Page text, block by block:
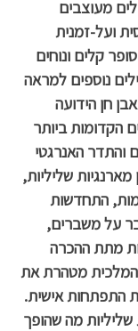
מעוצבים
ועל-זמנית
קלים ונוחים
נוספים למראה
חן הידועה
הקדומות ביותר
והתדר האנרגטי
שליליות,
התחדשות
על משברים,
מתת ההכרה
מטהרת את
התפתחות אישית.
שליליות מה שהופך